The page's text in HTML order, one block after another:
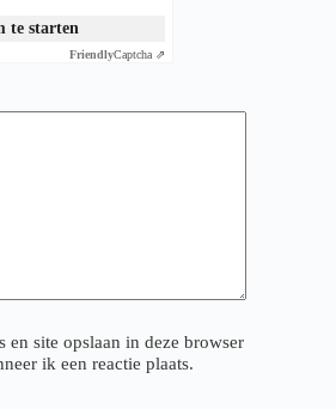
te starten
FriendlyCaptcha ⇗
en site opslaan in deze browser
ik een reactie plaats.